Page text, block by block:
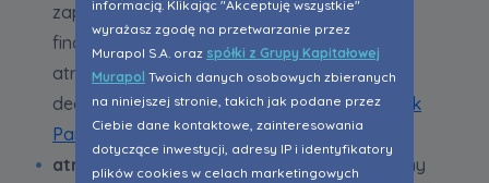
informacją. Klikając "Akceptuję wszystkie"
wyrażasz zgodę na przetwarzanie przez
Murapol S.A. oraz spółki z Grupy Kapitałowej
Murapol Twoich danych osobowych zbieranych
na niniejszej stronie, takich jak podane przez
Ciebie dane kontaktowe, zainteresowania
dotyczące inwestycji, adresy IP i identyfikatory
plików cookies w celach marketingowych
zapewniamy bezpłatne wsparcie doradców
finansowych oraz negocjujemy z bankami
atrakcyjne warunki związane z pozyskaniem
decyzji kredytowej w ramach programuBank
Partner Murapol,
atrakcyjna lokalizacja – starannie dobieramy